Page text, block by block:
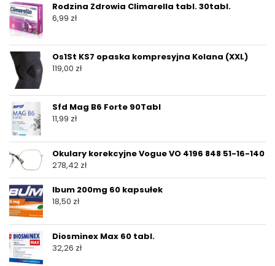
Rodzina Zdrowia Climarella tabl. 30tabl.
6,99 zł
Os1St KS7 opaska kompresyjna Kolana (XXL)
119,00 zł
Sfd Mag B6 Forte 90Tabl
11,99 zł
Okulary korekcyjne Vogue VO 4196 848 51-16-140
278,42 zł
Ibum 200mg 60 kapsułek
18,50 zł
Diosminex Max 60 tabl.
32,26 zł